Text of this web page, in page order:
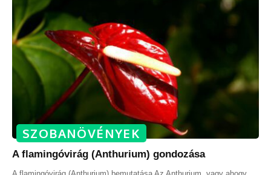
SZOBANÖVÉNYEK
A flamingóvirág (Anthurium) gondozása